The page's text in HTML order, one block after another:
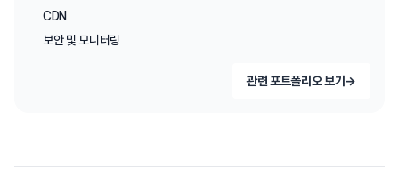
CDN
보안 및 모니터링
관련 포트폴리오 보기 →